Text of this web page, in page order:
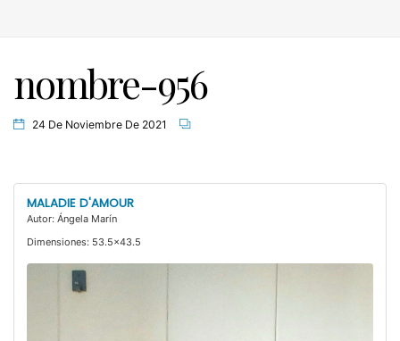
nombre-956
24 De Noviembre De 2021
MALADIE D'AMOUR
Autor: Ángela Marín
Dimensiones: 53.5x43.5